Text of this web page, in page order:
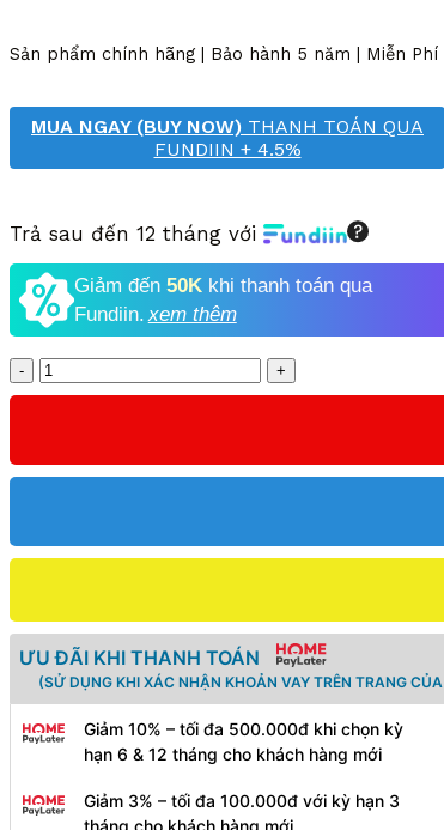
9,800,000 VND.
Sản phẩm chính hãng | Bảo hành 5 năm | Miễn
MUA NGAY (BUY NOW) THANH TOÁN QUA
FUNDIIN + 4.5%
Trả sau đến 12 tháng với
Giảm đến 50K khi thanh toán qua
Fundiin. xem thêm
Số
lượng
ƯU ĐÃI KHI THANH TOÁN
(SỬ DỤNG KHI XÁC NHẬN KHOẢN VAY TRÊN TRANG
Giảm 10% – tối đa 500.000đ khi chọn kỳ
hạn 6 & 12 tháng cho khách hàng mới
Giảm 3% – tối đa 100.000đ với kỳ hạn 3
tháng cho khách hàng mới